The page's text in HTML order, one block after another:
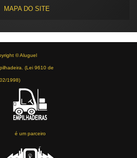
MAPA DO SITE
© Aluguel
(Lei 9610 de
1998)
é um parceiro